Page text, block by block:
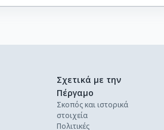
Σχετικά με την
Πέργαμο
Σκοπός και ιστορικά
στοιχεία
Πολιτικές